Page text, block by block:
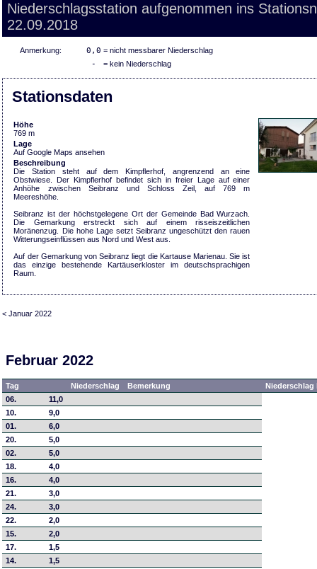
Niederschlagsstation aufgenommen ins
22.09.2018
Anmerkung: 0,0 = nicht messbarer Niederschlag
- = kein Niederschlag
Stationsdaten
Höhe
769 m
Lage
Auf Google Maps ansehen
Beschreibung
Die Station steht auf dem Kimpflerhof, angrenzend an eine
Obstwiese. Der Kimpflerhof befindet sich in freier Lage auf einer
Anhöhe zwischen Seibranz und Schloss Zeil, auf 769 m
Meereshöhe.
Seibranz ist der höchstgelegene Ort der Gemeinde Bad Wurzach.
Die Gemarkung erstreckt sich auf einem risseiszeitlichen
Moränenzug. Die hohe Lage setzt Seibranz ungeschützt den rauen
Witterungseinflüssen aus Nord und West aus.
Auf der Gemarkung von Seibranz liegt die Kartause Marienau. Sie ist
das einzige bestehende Kartäuserkloster im deutschsprachigen
Raum.
< Januar 2022
Februar 2022
Tag Niederschlag Bemerkung
06.
11,0
10.
9,0
01.
6,0
20.
5,0
02.
5,0
18.
4,0
16.
4,0
21.
3,0
24.
3,0
22.
2,0
15.
2,0
17.
1,5
14.
1,5